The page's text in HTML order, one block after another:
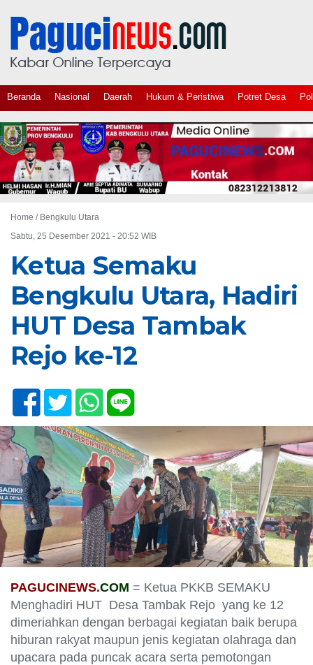
Beranda Nasional Daerah Hukum & Peristiwa Potret Desa
Home / Bengkulu Utara
Sabtu, 25 Desember 2021 - 20:52 WIB
Ketua Semaku
Bengkulu Utara, Hadiri
HUT Desa Tambak
Rejo ke-12
PAGUCINEWS.COM = Ketua PKKB SEMAKU
Menghadiri HUT Desa Tambak Rejo yang ke 12
dimeriahkan dengan berbagai kegiatan baik berupa
hiburan rakyat maupun jenis kegiatan olahraga dan
upacara pada puncak acara serta pemotongan